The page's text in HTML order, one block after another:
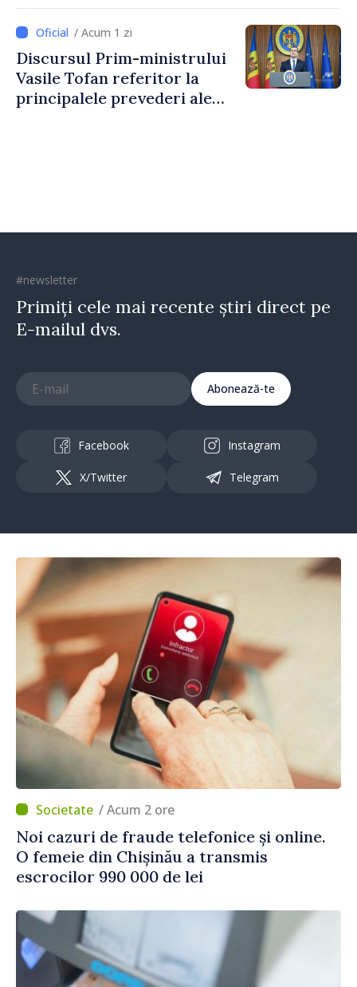
stimularea investițiilor și o
taxare mai echitabilă
/ Acum 1 zi
Discursul Prim-ministrului
Vasile Tofan referitor la
principalele prevederi ale
#newsletter
Primiți cele mai recente știri direct pe
E-mailul dvs.
Abonează-te
Facebook Instagram
X/Twitter Telegram
/ Acum 2 ore
Noi cazuri de fraude telefonice și online.
O femeie din Chișinău a transmis
escrocilor 990 000 de lei